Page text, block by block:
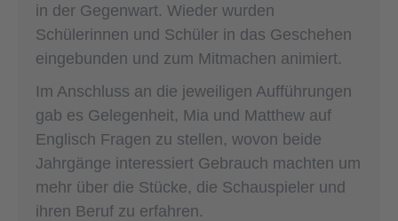
in der Gegenwart. Wieder wurden
Schülerinnen und Schüler in das Geschehen
eingebunden und zum Mitmachen animiert.
Im Anschluss an die jeweiligen Aufführungen
gab es Gelegenheit, Mia und Matthew auf
Englisch Fragen zu stellen, wovon beide
Jahrgänge interessiert Gebrauch machten um
mehr über die Stücke, die Schauspieler und
ihren Beruf zu erfahren.